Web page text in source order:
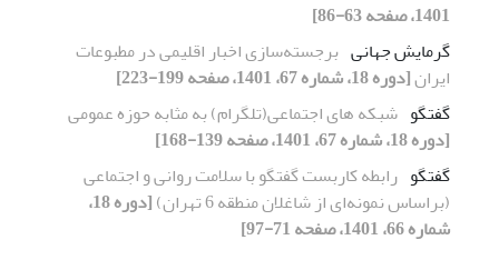
1401، صفحه 63-86]
گرمایش جهانی برجسته‌سازی اخبار اقلیمی در مطبوعات
ایران[دوره 18، شماره 67، 1401، صفحه 199-223]
گفتگو شبکه های اجتماعی(تلگرام) به مثابه حوزه عمومی
[دوره 18، شماره 67، 1401، صفحه 139-168]
گفتگو رابطه کاربست گفتگو با سلامت روانی و اجتماعی
(براساس نمونه‌ای از شاغلان منطقه 6 تهران)
[دوره 18،
شماره 66، 1401، صفحه 71-97]